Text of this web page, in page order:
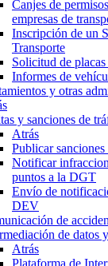
Canjes de
empresas de
Inscripción de un
Transporte
Solicitud de
Informes de
y otras
y sanciones de
Atrás
Publicar
Notificar
puntos a la DGT
Envío de
DEV
de
de datos
Atrás